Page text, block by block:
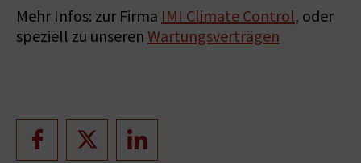
Mehr Infos: zur Firma IMI Climate Control, oder
speziell zu unseren Wartungsverträgen